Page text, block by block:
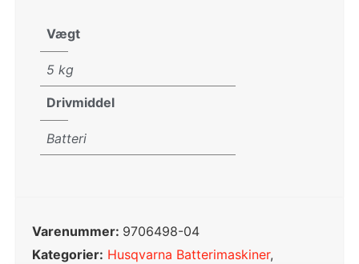
Vægt
5 kg
Drivmiddel
Batteri
Varenummer: 9706498-04
Kategorier: Husqvarna Batterimaskiner,